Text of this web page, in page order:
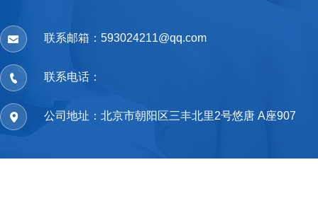
联系邮箱：593024211@qq.com
联系电话：
公司地址：北京市朝阳区三丰北里2号悠唐 A座907